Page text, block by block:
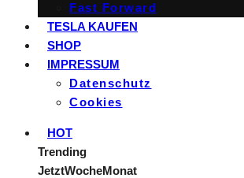
Fast Forward
TESLA KAUFEN
SHOP
IMPRESSUM
Datenschutz
Cookies
HOT
Trending
JetztWocheMonat